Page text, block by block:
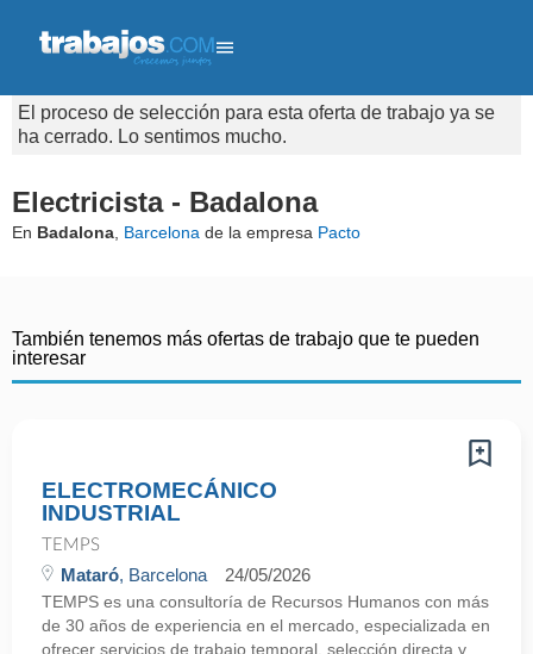
El proceso de selección para esta oferta de trabajo ya se
ha cerrado. Lo sentimos mucho.
Electricista - Badalona
En Badalona Barcelona de la empresa Pacto
También tenemos más ofertas de trabajo que te pueden
interesar
ELECTROMECÁNICO
INDUSTRIAL
TEMPS
Mataró, Barcelona 24/05/2026
TEMPS es una consultoría de Recursos Humanos con más
de 30 años de experiencia en el mercado, especializada en
ofrecer servicios de trabajo temporal, selección directa y